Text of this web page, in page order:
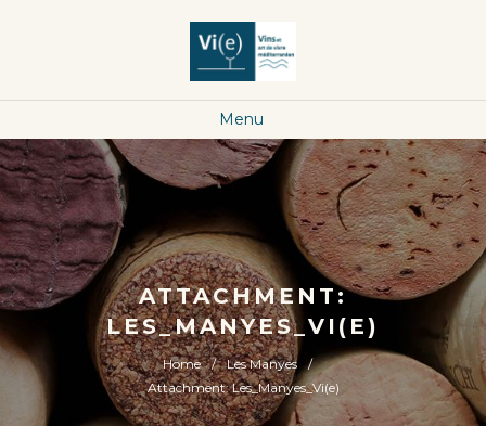
Menu
ATTACHMENT:
LES_MANYES_VI(E)
Home
Les Manyes
Attachment: Les_Manyes_Vi(e)